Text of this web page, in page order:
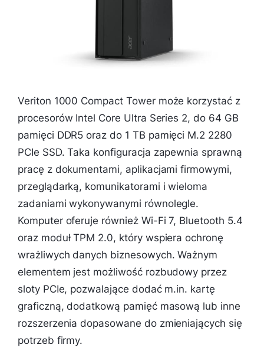
Veriton 1000 Compact Tower może korzystać z
procesorów Intel Core Ultra Series 2, do 64 GB
pamięci DDR5 oraz do 1 TB pamięci M.2 2280
PCIe SSD. Taka konfiguracja zapewnia sprawną
pracę z dokumentami, aplikacjami firmowymi,
przeglądarką, komunikatorami i wieloma
zadaniami wykonywanymi równolegle.
Komputer oferuje również Wi-Fi 7, Bluetooth 5.4
oraz moduł TPM 2.0, który wspiera ochronę
wrażliwych danych biznesowych. Ważnym
elementem jest możliwość rozbudowy przez
sloty PCIe, pozwalające dodać m.in. kartę
graficzną, dodatkową pamięć masową lub inne
rozszerzenia dopasowane do zmieniających się
potrzeb firmy.